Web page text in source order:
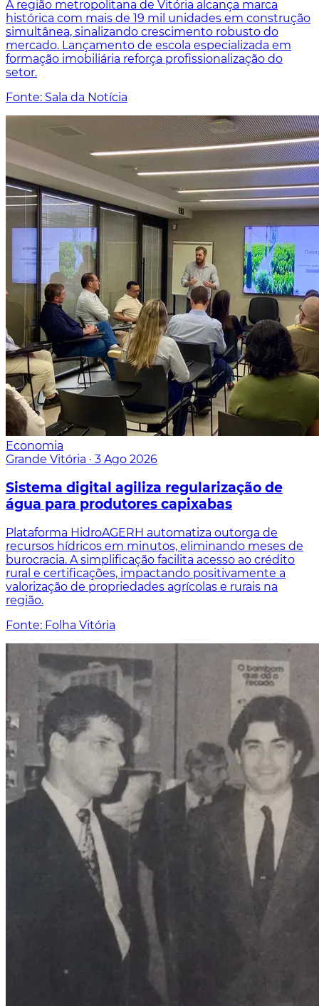
A região metropolitana de Vitória alcança marca
histórica com mais de 19 mil unidades em construção
simultânea, sinalizando crescimento robusto do
mercado. Lançamento de escola especializada em
formação imobiliária reforça profissionalização do
setor.
Fonte: Sala da Notícia
Economia
Grande Vitória · 3 Ago 2026
Sistema digital agiliza regularização de
água para produtores capixabas
Plataforma HidroAGERH automatiza outorga de
recursos hídricos em minutos, eliminando meses de
burocracia. A simplificação facilita acesso ao crédito
rural e certificações, impactando positivamente a
valorização de propriedades agrícolas e rurais na
região.
Fonte: Folha Vitória